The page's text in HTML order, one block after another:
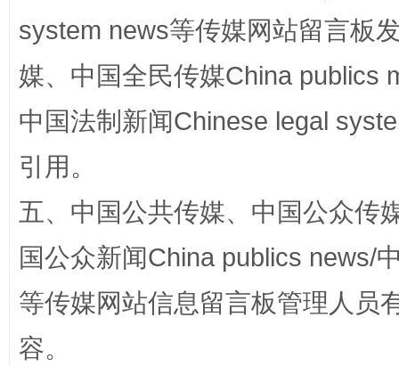
漫山遍野的桃花与雪山、麦地、白藏房
system news等传媒网站留言板
媒、中国全民传媒China publics
中国法制新闻Chinese legal
引用。
五、中国公共传媒、中国公众传
国公众新闻China publics news/
等传媒网站信息留言板管理人员
容。